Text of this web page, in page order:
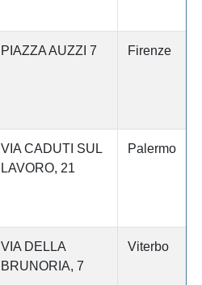
PIAZZA AUZZI 7 Firenze
VIA CADUTI SUL
LAVORO, 21
Palermo
VIA DELLA
BRUNORIA, 7
Viterbo